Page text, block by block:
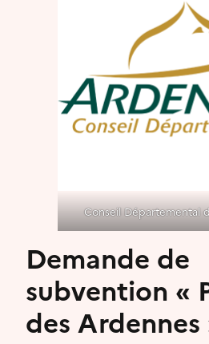
Conseil Départemental
Demande de
subvention «
des Ardennes